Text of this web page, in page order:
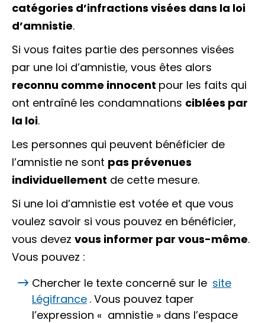
catégories d’infractions visées dans la loi
d’amnistie.
Si vous faites partie des personnes visées
par une loi d’amnistie, vous êtes alors
reconnu comme innocent pour les faits qui
ont entraîné les condamnations ciblées par
la loi.
Les personnes qui peuvent bénéficier de
l’amnistie ne sont pas prévenues
individuellement de cette mesure.
Si une loi d’amnistie est votée et que vous
voulez savoir si vous pouvez en bénéficier,
vous devez vous informer par vous-même.
Vous pouvez :
Chercher le texte concerné sur le site
Légifrance . Vous pouvez taper
l’expression « amnistie » dans l’espace